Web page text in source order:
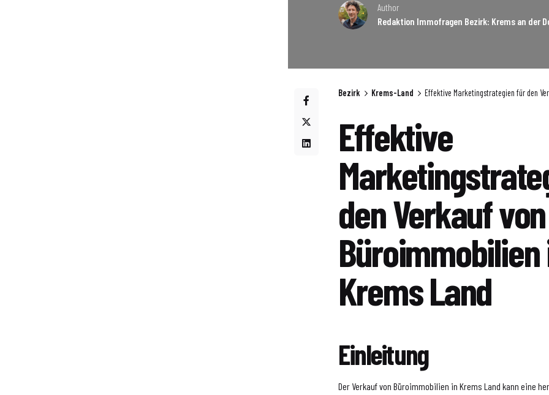
Author
Redaktion Immofragen Bezirk: Krems an der
Bezirk Krems-Land Effektive Marketingstrategien für den
Effektive
den Verkauf von
Büroimmobilien
Krems Land
Einleitung
Der Verkauf von Büroimmobilien in Krems Land kann eine